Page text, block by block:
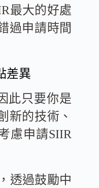
最大的好處
過申請時間
差異
此只要你是
新的技術、
慮申請SIIR
透過鼓勵中